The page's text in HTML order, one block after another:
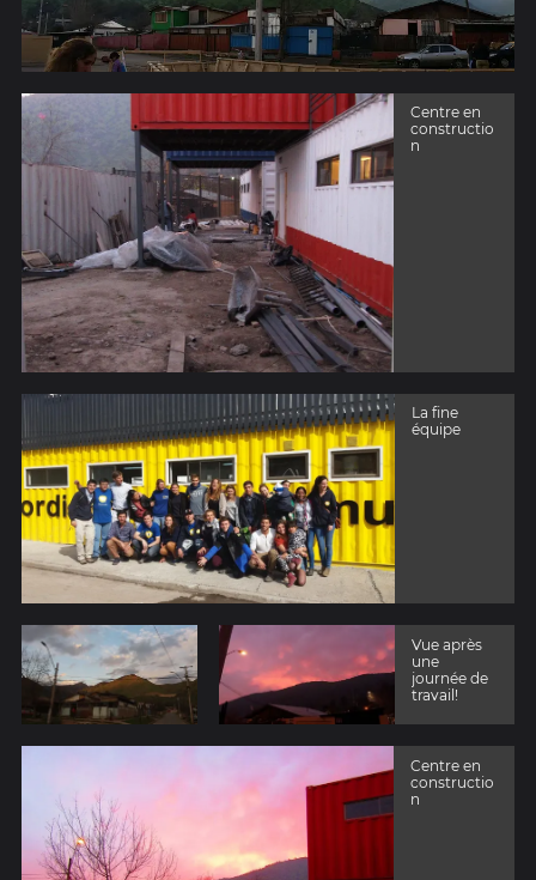
Centre en
constructio
n
La fine
équipe
Vue après
une
journée de
travail!
Centre en
constructio
n